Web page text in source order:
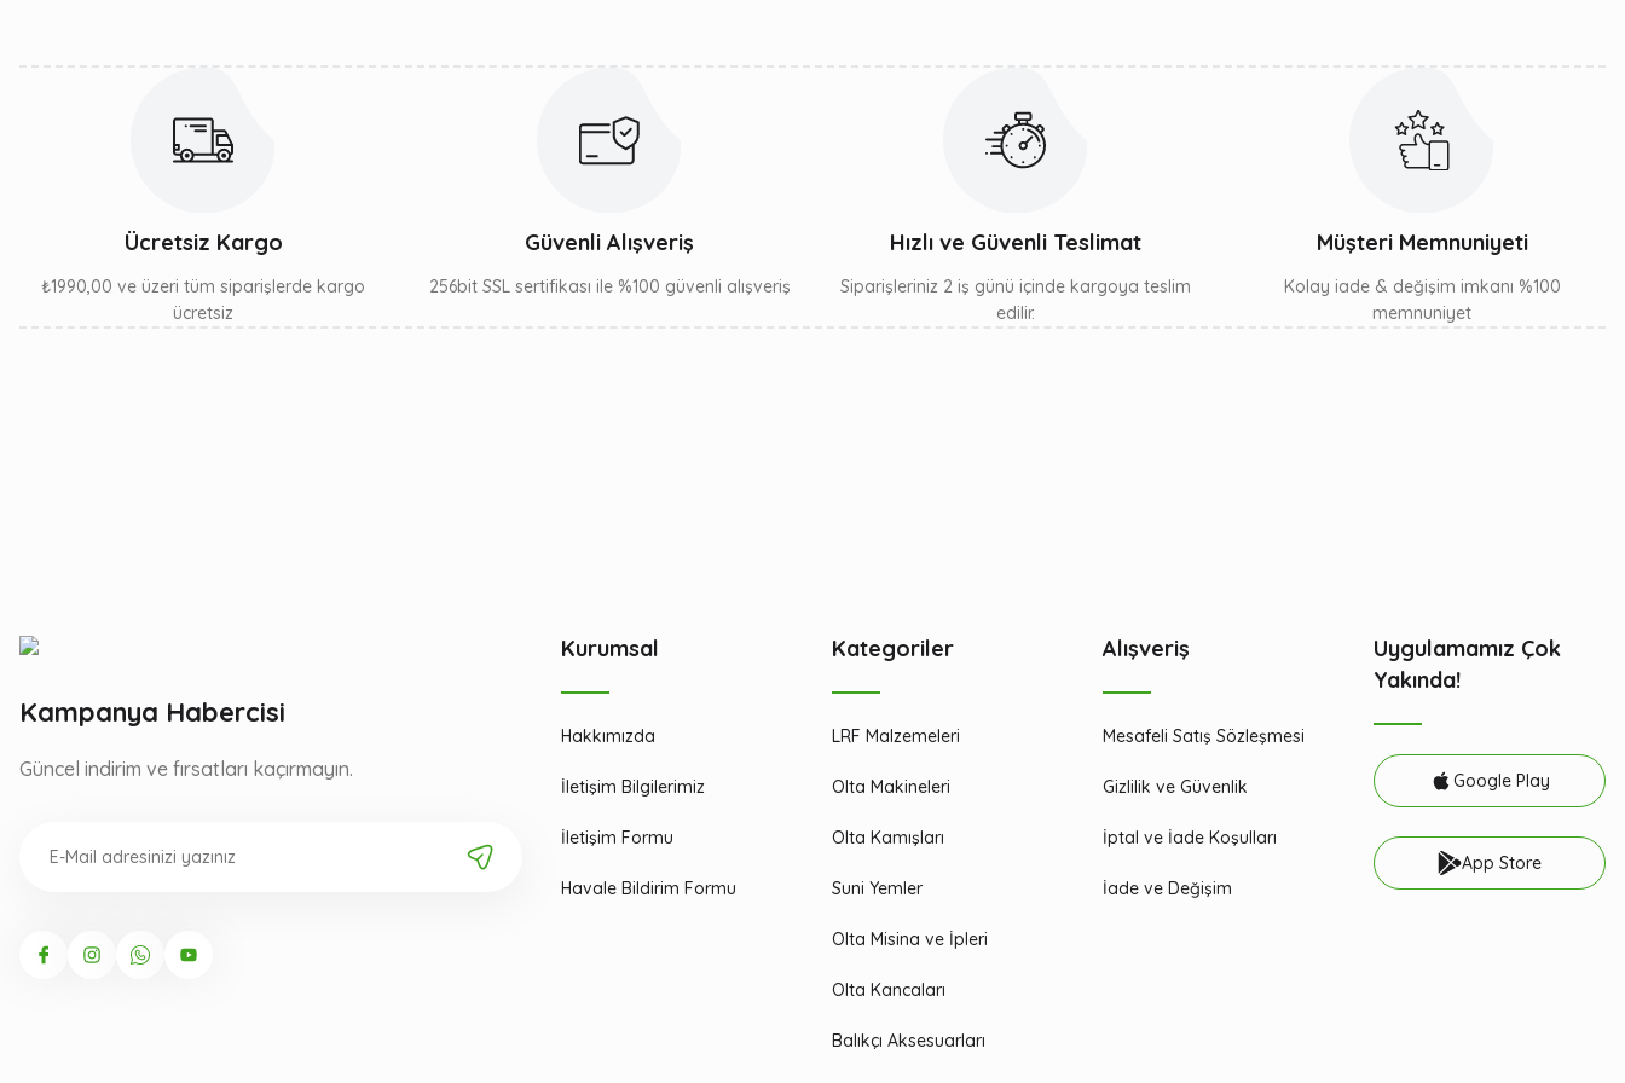
Ücretsiz Kargo
₺1990,00 ve üzeri tüm siparişlerde kargo
ücretsiz
Güvenli Alışveriş
256bit SSL sertifikası ile %100 güvenli alışveriş
Hızlı ve Güvenli Teslimat
Siparişleriniz 2 iş günü içinde kargoya teslim
edilir.
Müşteri Memnuniyeti
Kolay iade & değişim imkanı %100
memnuniyet
Kampanya Habercisi
Güncel indirim ve fırsatları kaçırmayın.
Kurumsal
Hakkımızda
İletişim Bilgilerimiz
İletişim Formu
Havale Bildirim Formu
Kategoriler
LRF Malzemeleri
Olta Makineleri
Olta Kamışları
Suni Yemler
Olta Misina ve İpleri
Olta Kancaları
Balıkçı Aksesuarları
Alışveriş
Mesafeli Satış Sözleşmesi
Gizlilik ve Güvenlik
İptal ve İade Koşulları
İade ve Değişim
Uygulamamız Çok
Yakında!
Google Play
App Store